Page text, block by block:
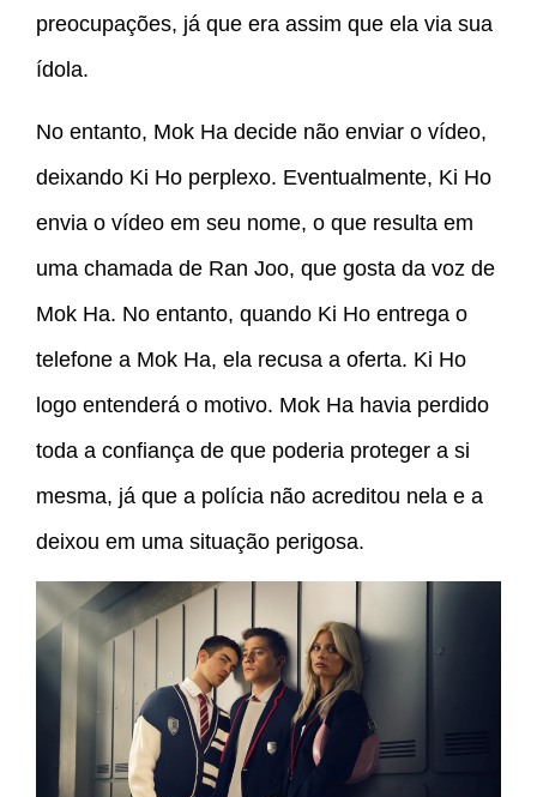
preocupações, já que era assim que ela via sua
ídola.
No entanto, Mok Ha decide não enviar o vídeo,
deixando Ki Ho perplexo. Eventualmente, Ki Ho
envia o vídeo em seu nome, o que resulta em
uma chamada de Ran Joo, que gosta da voz de
Mok Ha. No entanto, quando Ki Ho entrega o
telefone a Mok Ha, ela recusa a oferta. Ki Ho
logo entenderá o motivo. Mok Ha havia perdido
toda a confiança de que poderia proteger a si
mesma, já que a polícia não acreditou nela e a
deixou em uma situação perigosa.